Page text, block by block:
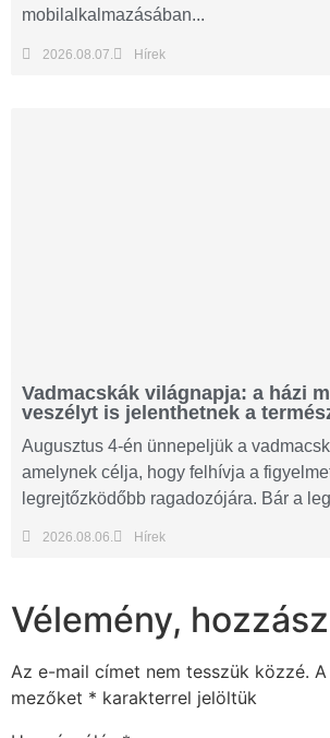
mobilalkalmazásában...
2026.08.07. Hírek
Vadmacskák világnapja: a házi
veszélyt is jelenthetnek a
Augusztus 4-én ünnepeljük a
amelynek célja, hogy felhívja a
legrejtőzködőbb ragadozójára. Bár a
2026.08.06. Hírek
Vélemény,
Az e-mail címet nem tesszük közzé.
mezőket * karakterrel jelöltük